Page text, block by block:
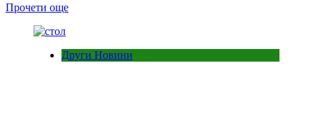
Прочети още
Други Новини